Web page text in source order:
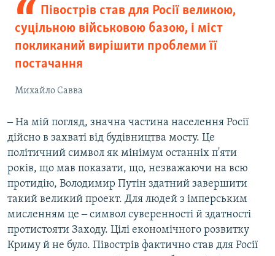
Півострів став для Росії великою,
суцільною військовою базою, і міст
покликаний вирішити проблеми її
постачання
Михайло Савва
‒ На мій погляд, значна частина населення Росії
дійсно в захваті від будівництва мосту. Це
політичний символ як мінімум останніх п'яти
років, що мав показати, що, незважаючи на всю
протидію, Володимир Путін здатний завершити
такий великий проект. Для людей з імперським
мисленням це ‒ символ суверенності й здатності
протистояти Заходу. Цілі економічного розвитку
Криму й не було. Півострів фактично став для Росії